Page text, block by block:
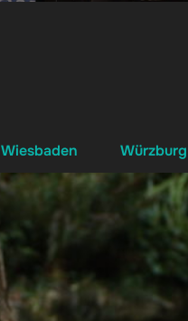
Wiesbaden Würzburg